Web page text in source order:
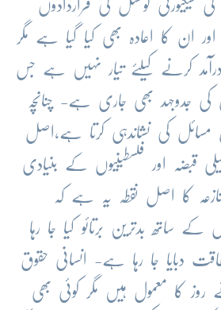
سیکیورٹی کونسل کی قراردادوں
ان کا اعادہ بھی کیا گیا ہے مگر
کرنے کیلئے تیار نہیں ہے جس
کی جدوجہد بھی جاری ہے- چنانچہ
مسائل کی نشاندہی کرتا ہے،اصل
قبضہ اور فلسطینیوں کے بنیادی
کا اصل نقطہ یہ ہے کہ
کے ساتھ بدترین برتائو کیا جا رہا
دبایا جا رہا ہے- انسانی حقوق
روز کا معمول ہیں مگر کوئی بھی